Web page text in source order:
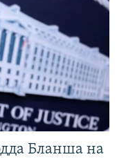
Бланша на